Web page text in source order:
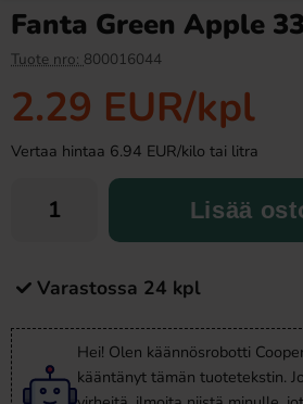
Osta
Fanta Green Apple
Tuote nro: 800016044
2.29 EUR/kpl
Vertaa hintaa 6.94 EUR/kilo tai litra
Lisää
Varastossa 24 kpl
Hei! Olen käännösrobotti
kääntänyt tämän tuotetekstin.